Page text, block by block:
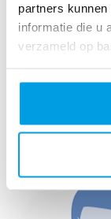
partners
informatie die u
verzameld op
10,89
Heyy lieverds!
voor